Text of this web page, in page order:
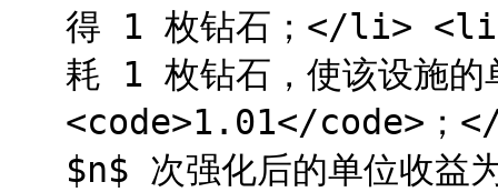
得 1 枚钻石；</li> <li>
耗 1 枚钻石，使该设施的
<code>1.01</code>；
$n$ 次强化后的单位收